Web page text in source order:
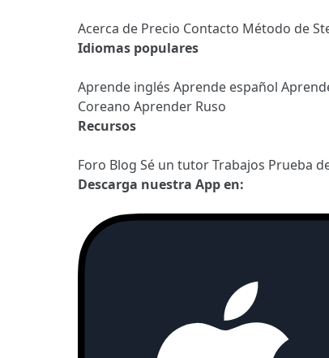
Acerca de Precio Contacto Método de
Idiomas populares
Aprende inglés Aprende español
Coreano Aprender Ruso
Recursos
Foro Blog Sé un tutorTrabajos Prueba
Descarga nuestra App en: